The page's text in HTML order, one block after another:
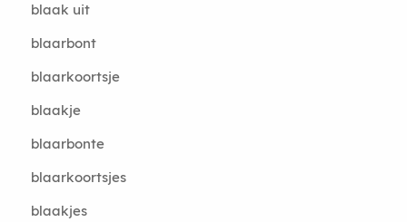
blaak uit
blaarbont
blaarkoortsje
blaakje
blaarbonte
blaarkoortsjes
blaakjes